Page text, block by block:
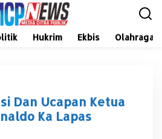
Hukrim Ekbis Olahraga
p
a
Dan Ucapan Ketua
Ka Lapas